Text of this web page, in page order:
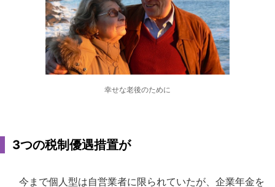
幸せな老後のために
3つの税制優遇措置が
今まで個人型は自営業者に限られていたが、企業年金を